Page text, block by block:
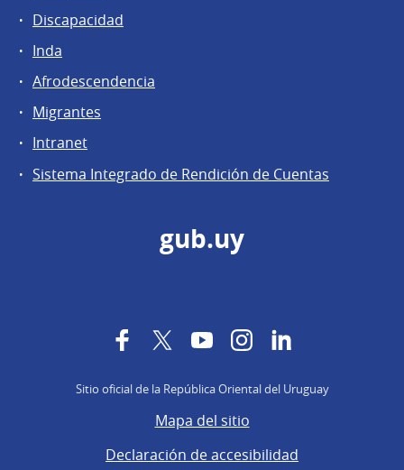
Discapacidad
Inda
Afrodescendencia
Migrantes
Intranet
Sistema Integrado de Rendición de Cuentas
gub.uy
FacebookTwitterYouTubeInstagram
Sitio oficial de la República Oriental del Uruguay
Mapa del sitio
Declaración de accesibilidad